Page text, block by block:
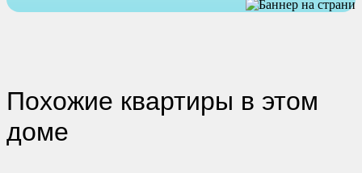
Похожие квартиры в этом
доме